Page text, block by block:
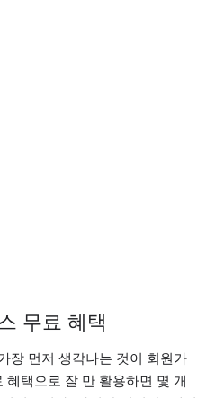
무료 혜택
장 먼저 생각나는 것이 회원가
혜택으로 잘 만 활용하면 몇 개